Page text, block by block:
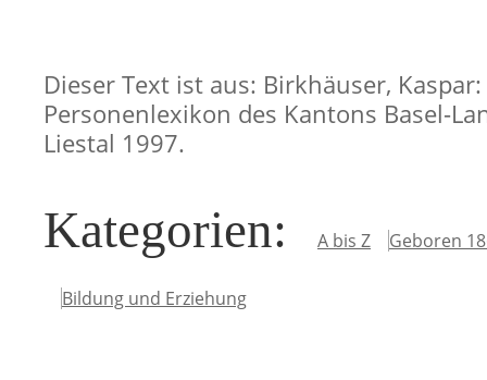
Dieser Text ist aus: Birkhäuser, Kaspar:
Personenlexikon des Kantons Basel-
Liestal 1997.
Kategorien: A bis Z Geboren
Bildung und Erziehung